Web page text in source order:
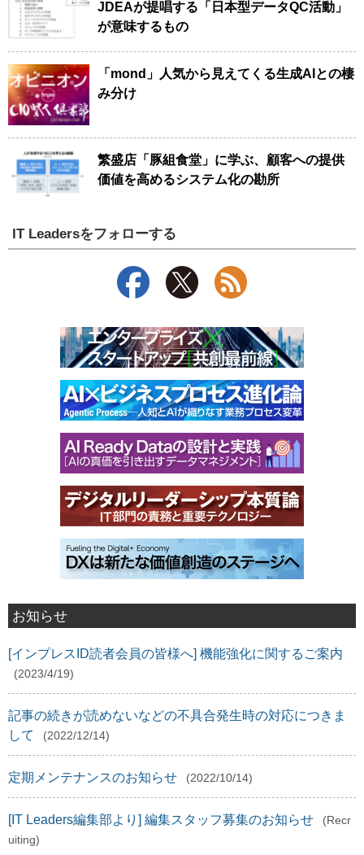
JDEAが提唱する「日本型データQC活動」
が意味するもの
「mond」人気から見えてくる生成AIとの棲
み分け
繁盛店「豚組食堂」に学ぶ、顧客への提供
価値を高めるシステム化の勘所
IT Leadersをフォローする
お知らせ
[インプレスID読者会員の皆様へ] 機能強化に関するご案内
(2023/4/19)
記事の続きが読めないなどの不具合発生時の対応につきま
して
(2022/12/14)
定期メンテナンスのお知らせ (2022/10/14)
[IT Leaders編集部より] 編集スタッフ募集のお知らせ
(Recr
uiting)